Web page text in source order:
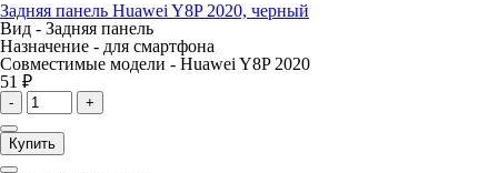
Задняя панель Huawei Y8P 2020, черный
Вид - Задняя панель
Назначение - для смартфона
Совместимые модели - Huawei Y8P 2020
51 ₽
- +
Купить